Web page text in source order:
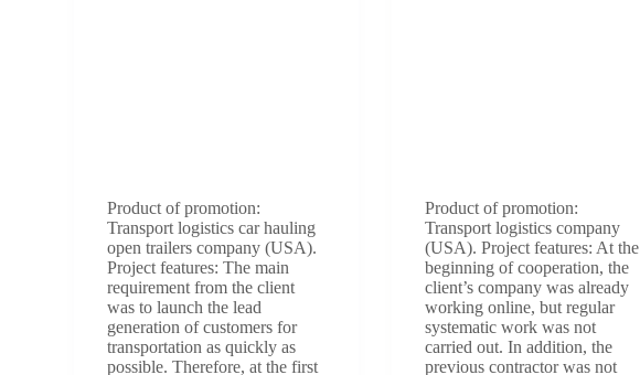
Product of promotion:
Transport logistics car hauling
open trailers company (USA).
Project features: The main
requirement from the client
was to launch the lead
generation of customers for
transportation as quickly as
possible. Therefore, at the first
Product of promotion:
Transport logistics company
(USA). Project features: At the
beginning of cooperation, the
client’s company was already
working online, but regular
systematic work was not
carried out. In addition, the
previous contractor was not